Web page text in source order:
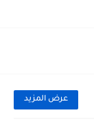
عرض المزيد